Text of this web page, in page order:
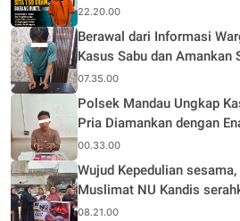
Bukti
22.20.00
Berawal dari Informasi
Kasus Sabu dan Amankan
07.35.00
Polsek Mandau Ungkap
Pria Diamankan dengan
00.33.00
Wujud Kepedulian
Muslimat NU Kandis
musibah kebakaran
08.21.00